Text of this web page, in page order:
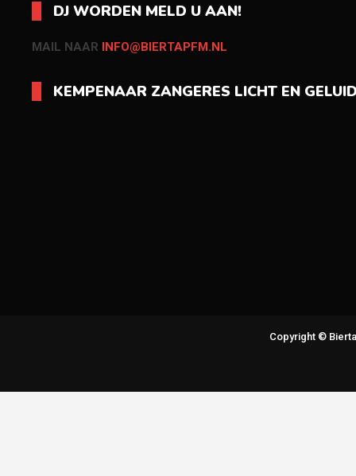
DJ WORDEN MELD U AAN!
MAIL NAAR INFO@BIERTAPFM.NL
KEMPENAAR ZANGERES LICHT EN
Copyright ©